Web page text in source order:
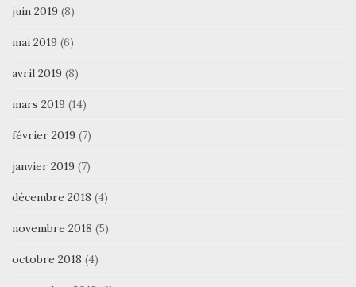
juin 2019 (8)
mai 2019 (6)
avril 2019 (8)
mars 2019 (14)
février 2019 (7)
janvier 2019 (7)
décembre 2018 (4)
novembre 2018 (5)
octobre 2018 (4)